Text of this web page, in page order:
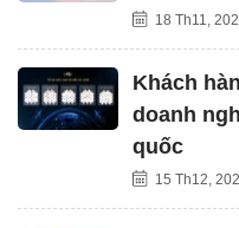
18 Th11,
Khách
doanh
quốc
15 Th12,